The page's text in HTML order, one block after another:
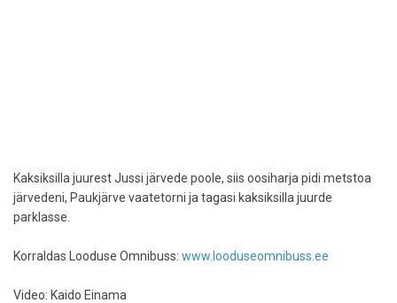
Kaksiksilla juurest Jussi järvede poole, siis oosiharja pidi metstoa
järvedeni, Paukjärve vaatetorni ja tagasi kaksiksilla juurde
parklasse.
Korraldas Looduse Omnibuss: www.looduseomnibuss.ee
Video: Kaido Einama